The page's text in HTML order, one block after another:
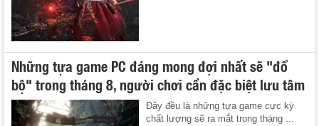
Những tựa game PC đáng mong đợi nhất sẽ "đổ
bộ" trong tháng 8, người chơi cần đặc biệt lưu tâm
Đây đều là những tựa game cực kỳ
chất lượng sẽ ra mắt trong tháng ...